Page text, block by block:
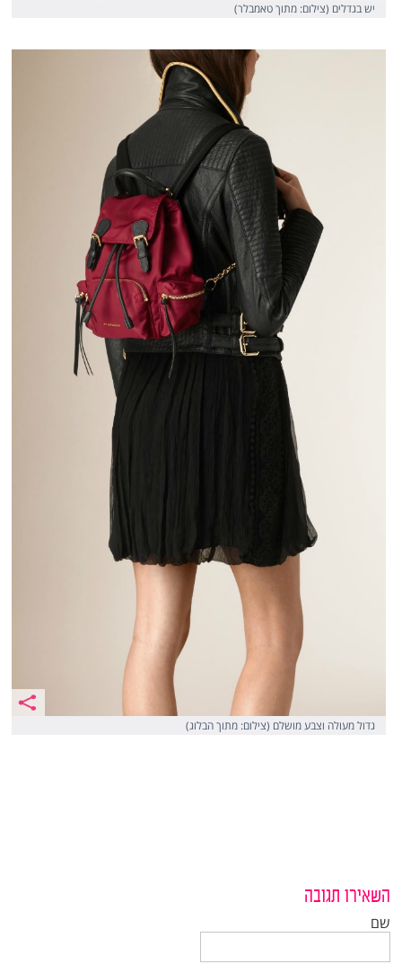
יש בגדלים (צילום: מתוך טאמבלר)
גדול מעולה וצבע מושלם (צילום: מתוך הבלוג)
השאירו תגובה
שם